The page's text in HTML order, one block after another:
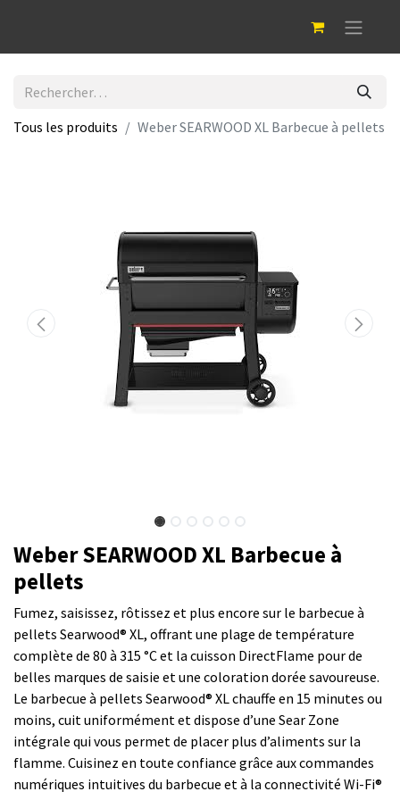
Tous les produits Weber SEARWOOD XL Barbecue à pellets
Weber SEARWOOD XL Barbecue à
pellets
Fumez, saisissez, rôtissez et plus encore sur le barbecue à
pellets Searwood® XL, offrant une plage de température
complète de 80 à 315 °C et la cuisson DirectFlame pour de
belles marques de saisie et une coloration dorée savoureuse.
Le barbecue à pellets Searwood® XL chauffe en 15 minutes ou
moins, cuit uniformément et dispose d’une Sear Zone
intégrale qui vous permet de placer plus d’aliments sur la
flamme. Cuisinez en toute confiance grâce aux commandes
numériques intuitives du barbecue et à la connectivité Wi-Fi®